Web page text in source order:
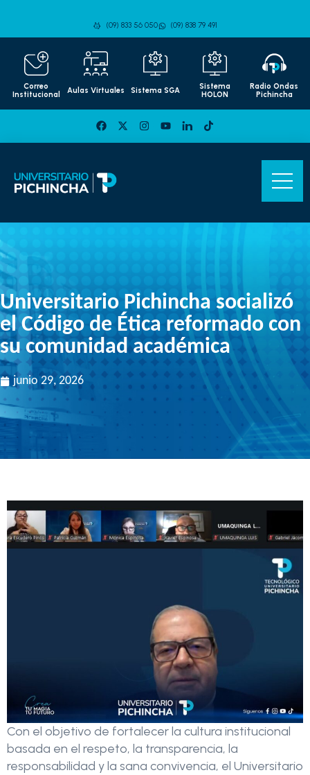
(09) 833 56 050 (09) 838 79 491
Correo
Institucional
Aulas Virtuales Sistema SGA
Sistema
HOLON
Radio Ondas
Pichincha
Universitario Pichincha socializó
el Código de Ética reformado con
su comunidad académica
junio 29, 2026
Con el objetivo de fortalecer la cultura institucional
basada en el respeto, la transparencia, la
responsabilidad y la sana convivencia, el Universitario